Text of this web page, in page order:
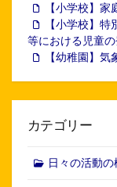
【小学校】
【小学校】
等における児童の
【幼稚園】
カテゴリー
日々の活動の